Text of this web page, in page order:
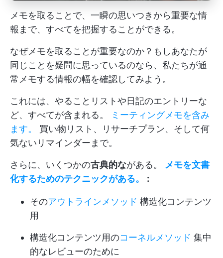
メモを取ることで、一瞬の思いつきから重要な情
報まで、すべてを把握することができる。
なぜメモを取ることが重要なのか？もしあなたが
同じことを疑問に思っているのなら、私たちが通
常メモする情報の幅を確認してみよう。
これには、やることリストや日記のエントリーな
ど、すべてが含まれる。
ミーティングメモを含み
ます。
買い物リスト、リサーチプラン、そして何
気ないリマインダーまで。
さらに、いくつかの古典的ながある。
メモを文書
化するためのテクニックがある。
:
そのアウトラインメソッド 構造化コンテンツ
用
構造化コンテンツ用のコーネルメソッド 集中
的なレビューのために